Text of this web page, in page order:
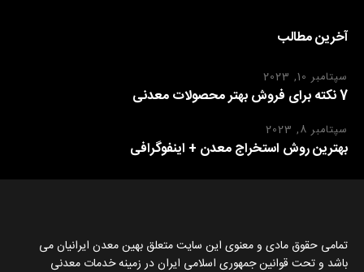
آخرین مطالب
سپتامبر 10, 2023
7 نکته برای فروش بهتر محصولات معدنی
سپتامبر 8, 2023
بهترین روش استخراج معدن + اینفوگرافی
تمامی حقوق مادی و معنوی این سایت متعلق بهین معدن ایرانیان می
باشد و تحت قوانین جمهوری اسلامی ایران در زمینه خدمات معدنی